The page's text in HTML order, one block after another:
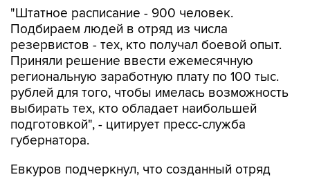
резервистов - тех, кто получал боевой опыт.
Приняли решение ввести ежемесячную
региональную заработную плату по 100 тыс.
рублей для того, чтобы имелась возможность
выбирать тех, кто обладает наибольшей
подготовкой", - цитирует пресс-служба
губернатора.
Евкуров подчеркнул, что созданный отряд